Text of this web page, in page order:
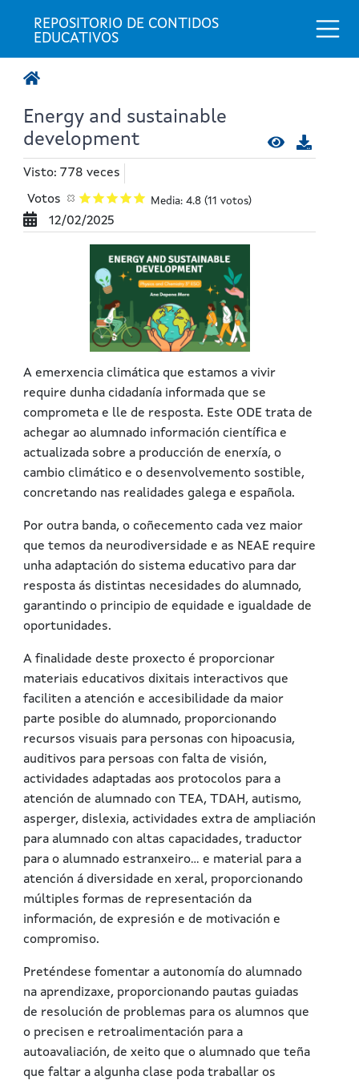
REPOSITORIO DE CONTIDOS
EDUCATIVOS
Energy and sustainable
development
Visto: 778 veces
Votos Media: 4.8 (11 votos)
12/02/2025
A emerxencia climática que estamos a vivir
require dunha cidadanía informada que se
comprometa e lle de resposta. Este ODE trata de
achegar ao alumnado información científica e
actualizada sobre a producción de enerxía, o
cambio climático e o desenvolvemento sostible,
concretando nas realidades galega e española.
Por outra banda, o coñecemento cada vez maior
que temos da neurodiversidade e as NEAE require
unha adaptación do sistema educativo para dar
resposta ás distintas necesidades do alumnado,
garantindo o principio de equidade e igualdade de
oportunidades.
A finalidade deste proxecto é proporcionar
materiais educativos dixitais interactivos que
faciliten a atención e accesibilidade da maior
parte posible do alumnado, proporcionando
recursos visuais para personas con hipoacusia,
auditivos para persoas con falta de visión,
actividades adaptadas aos protocolos para a
atención de alumnado con TEA, TDAH, autismo,
asperger, dislexia, actividades extra de ampliación
para alumnado con altas capacidades, traductor
para o alumnado estranxeiro… e material para a
atención á diversidade en xeral, proporcionando
múltiples formas de representación da
información, de expresión e de motivación e
compromiso.
Preténdese fomentar a autonomía do alumnado
na aprendizaxe, proporcionando pautas guiadas
de resolución de problemas para os alumnos que
o precisen e retroalimentación para a
autoavaliación, de xeito que o alumnado que teña
que faltar a algunha clase poda traballar os